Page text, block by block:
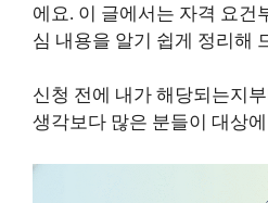
에요. 이 글에서는 자격 요건
심 내용을 알기 쉽게 정리해
신청 전에 내가 해당되는지
생각보다 많은 분들이 대상